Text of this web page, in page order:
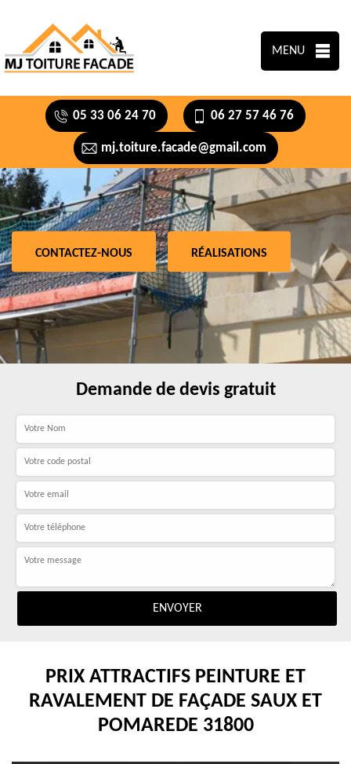
MENU
05 33 06 24 70 06 27 57 46 76
mj.toiture.facade@gmail.com
CONTACTEZ-NOUS RÉALISATIONS
Demande de devis gratuit
PRIX ATTRACTIFS PEINTURE ET
RAVALEMENT DE FAÇADE SAUX ET
POMAREDE 31800